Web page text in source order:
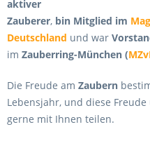
aktiver
Zauberer, bin Mitglied im
Deutschland und war
im Zauberring-München (
Die Freude am Zaubern
Lebensjahr, und diese
gerne mit Ihnen teilen.